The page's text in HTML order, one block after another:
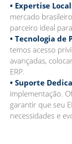
• Expertise
mercado
parceiro ideal
• Tecnologia de
temos acesso
avançadas,
ERP.
• Suporte
implementação.
garantir que seu
necessidades e